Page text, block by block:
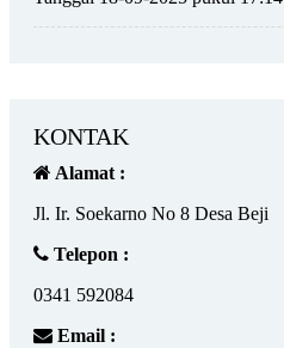
KONTAK
Alamat :
Jl. Ir. Soekarno No 8 Desa Beji
Telepon :
0341 592084
Email :